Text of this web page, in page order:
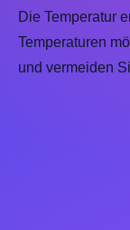
Die Temperatur
Temperaturen
und vermeiden